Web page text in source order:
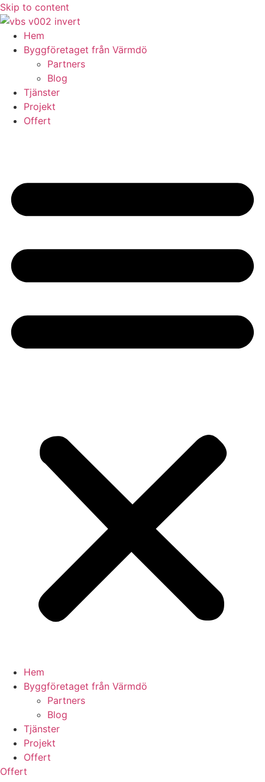
Skip to content
Hem
Byggföretaget från Värmdö
Partners
Blog
Tjänster
Projekt
Offert
Hem
Byggföretaget från Värmdö
Partners
Blog
Tjänster
Projekt
Offert
Offert